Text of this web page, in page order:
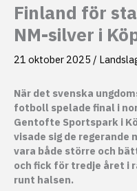
Finland för
NM-silver i
21 oktober 2025 /
När det svenska
fotboll spelade final i
Gentofte Sportspark i
visade sig de regerande
vara både större och
och fick för tredje året i
runt halsen.